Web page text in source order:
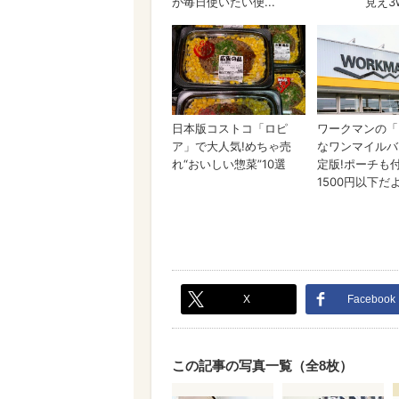
X Facebook
この記事の写真一覧（全8枚）